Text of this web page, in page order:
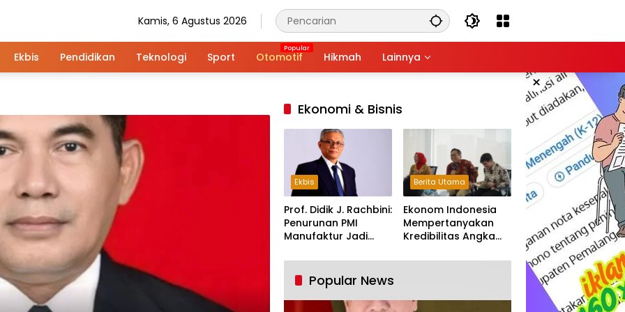
Kamis, 6 Agustus 2026
Ekbis Pendidikan Teknologi Sport Otomotif Hikmah Lainnya
×
Ekonomi & Bisnis
Ekbis
Prof. Didik J. Rachbini:
Penurunan PMI
Manufaktur Jadi
Industri Nasional
Berita Utama
Ekonom Indonesia
Mempertanyakan
Kredibilitas Angka
Tumbuh Tapi Rapuh
Popular News